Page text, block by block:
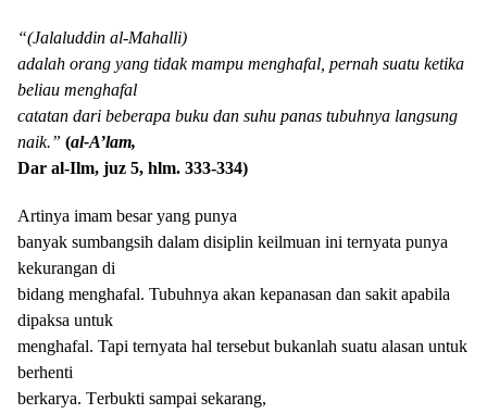
“(Jalaluddin al-Mahalli)
adalah orang yang tidak mampu menghafal, pernah suatu ketika
beliau menghafal
catatan dari beberapa buku dan suhu panas tubuhnya langsung
naik.” (al-A’lam,
Dar al-Ilm, juz 5, hlm. 333-334)
Artinya imam besar yang punya
banyak sumbangsih dalam disiplin keilmuan ini ternyata punya
kekurangan di
bidang menghafal. Tubuhnya akan kepanasan dan sakit apabila
dipaksa untuk
menghafal. Tapi ternyata hal tersebut bukanlah suatu alasan untuk
berhenti
berkarya. Terbukti sampai sekarang,